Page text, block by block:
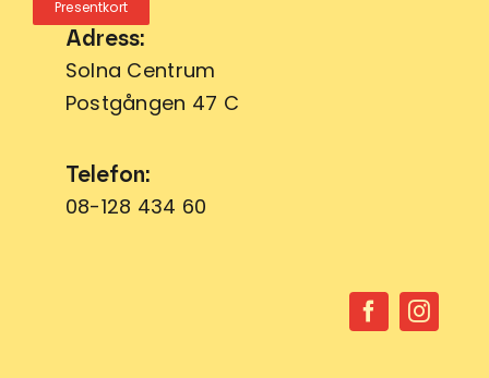
Presentkort
Adress:
Solna Centrum
Postgången 47 C
Telefon:
08-128 434 60